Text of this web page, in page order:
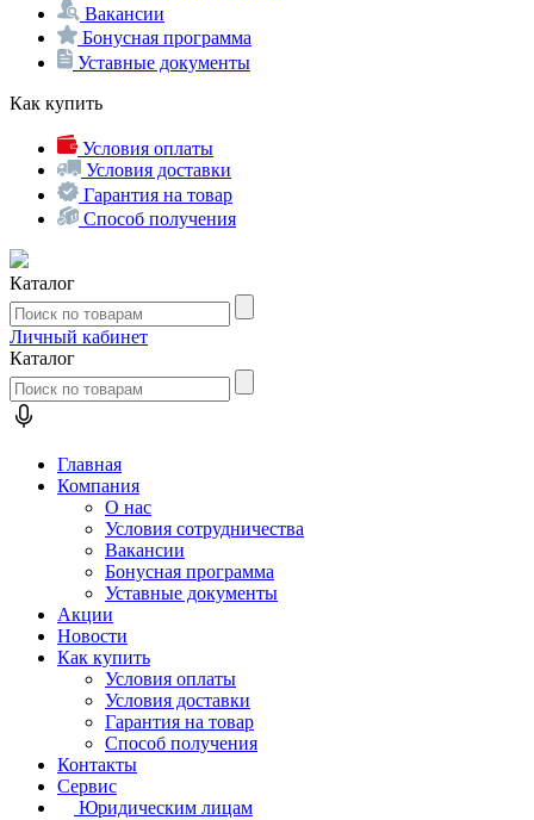
Вакансии
Бонусная программа
Уставные документы
Как купить
Условия оплаты
Условия доставки
Гарантия на товар
Способ получения
Каталог
Личный кабинет
Каталог
Главная
Компания
О нас
Условия сотрудничества
Вакансии
Бонусная программа
Уставные документы
Акции
Новости
Как купить
Условия оплаты
Условия доставки
Гарантия на товар
Способ получения
Контакты
Сервис
Юридическим лицам